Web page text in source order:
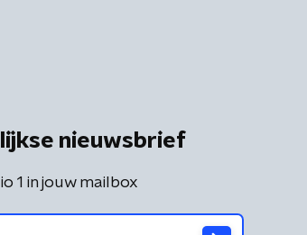
nieuwsbrief
1 in jouw mailbox